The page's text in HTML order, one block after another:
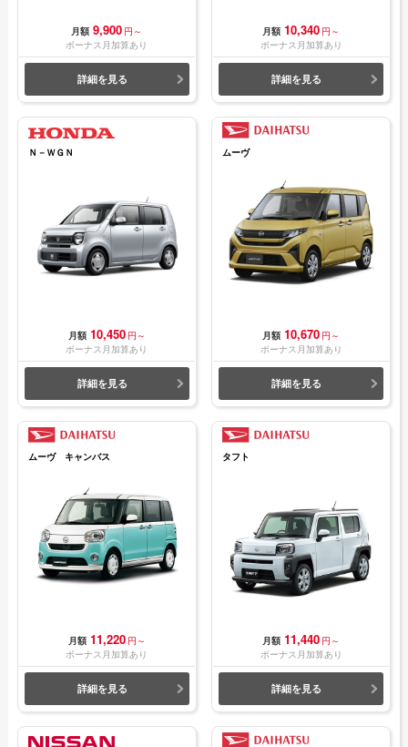
月額 9,900 円～
ボーナス月加算あり
詳細を見る
月額 10,340 円～
ボーナス月加算あり
詳細を見る
Ｎ－ＷＧＮ
月額 10,450 円～
ボーナス月加算あり
詳細を見る
ムーヴ
月額 10,670 円～
ボーナス月加算あり
詳細を見る
ムーヴ キャンバス
月額 11,220 円～
ボーナス月加算あり
詳細を見る
タフト
月額 11,440 円～
ボーナス月加算あり
詳細を見る